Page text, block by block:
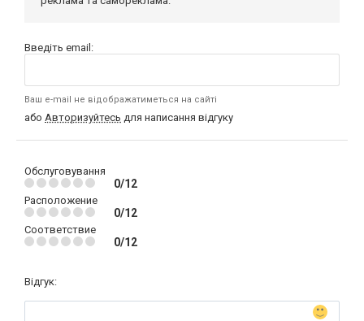
Введіть email:
Ваш e-mail не відображатиметься на сайті
або Авторизуйтесь для написання відгуку
Обслуговування
0/12
Расположение
0/12
Соответствие
0/12
Відгук: